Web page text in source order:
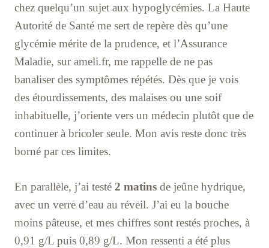
chez quelqu’un sujet aux hypoglycémies. La Haute
Autorité de Santé me sert de repère dès qu’une
glycémie mérite de la prudence, et l’Assurance
Maladie, sur ameli.fr, me rappelle de ne pas
banaliser des symptômes répétés. Dès que je vois
des étourdissements, des malaises ou une soif
inhabituelle, j’oriente vers un médecin plutôt que de
continuer à bricoler seule. Mon avis reste donc très
borné par ces limites.
En parallèle, j’ai testé 2 matins de jeûne hydrique,
avec un verre d’eau au réveil. J’ai eu la bouche
moins pâteuse, et mes chiffres sont restés proches, à
0,91 g/L puis 0,89 g/L. Mon ressenti a été plus